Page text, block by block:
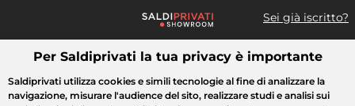
Sei già iscritto?
Cosa cerchi?
Tutte le vendite Moda Casa Bellezza Elettrodomestici
Per Saldiprivati la tua privacy è importante
Saldiprivati utilizza cookies e simili tecnologie al fine di analizzare la
navigazione, misurare l'audience del sito, realizzare studi e analisi sui